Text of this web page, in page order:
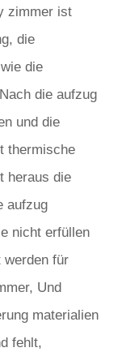
zimmer ist
die
die
die aufzug
und die
thermische
heraus die
aufzug
nicht erfüllen
werden für
Und
materialien
fehlt,